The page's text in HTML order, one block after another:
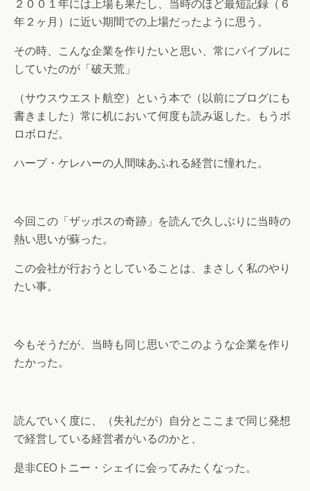
２００１年には上場も果たし、当時のほど最短記録（６
年２ヶ月）に近い期間での上場だったように思う。
その時、こんな企業を作りたいと思い、常にバイブルに
していたのが「破天荒」
（サウスウエスト航空）という本で（以前にブログにも
書きました）常に机において何度も読み返した。もうボ
ロボロだ。
ハーブ・ケレハーの人間味あふれる経営に憧れた。
今回この「ザッポスの奇跡」を読んで久しぶりに当時の
熱い思いが蘇った。
この会社が行おうとしていることは、まさしく私のやり
たい事。
今もそうだが、当時も同じ思いでこのような企業を作り
たかった。
読んでいく度に、（失礼だが）自分とここまで同じ発想
で経営している経営者がいるのかと、
是非CEOトニー・シェイに会ってみたくなった。